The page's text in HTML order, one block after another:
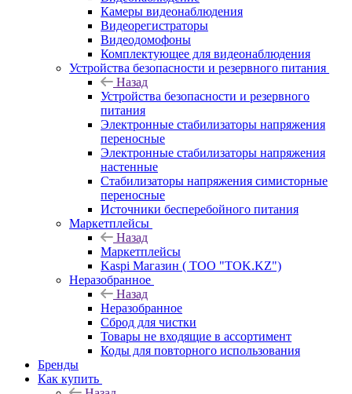
Камеры видеонаблюдения
Видеорегистраторы
Видеодомофоны
Комплектующее для видеонаблюдения
Устройства безопасности и резервного питания
Назад
Устройства безопасности и резервного
питания
Электронные стабилизаторы напряжения
переносные
Электронные стабилизаторы напряжения
настенные
Стабилизаторы напряжения симисторные
переносные
Источники бесперебойного питания
Маркетплейсы
Назад
Маркетплейсы
Kaspi Магазин ( ТОО "TOK.KZ")
Неразобранное
Назад
Неразобранное
Сброд для чистки
Товары не входящие в ассортимент
Коды для повторного использования
Бренды
Как купить